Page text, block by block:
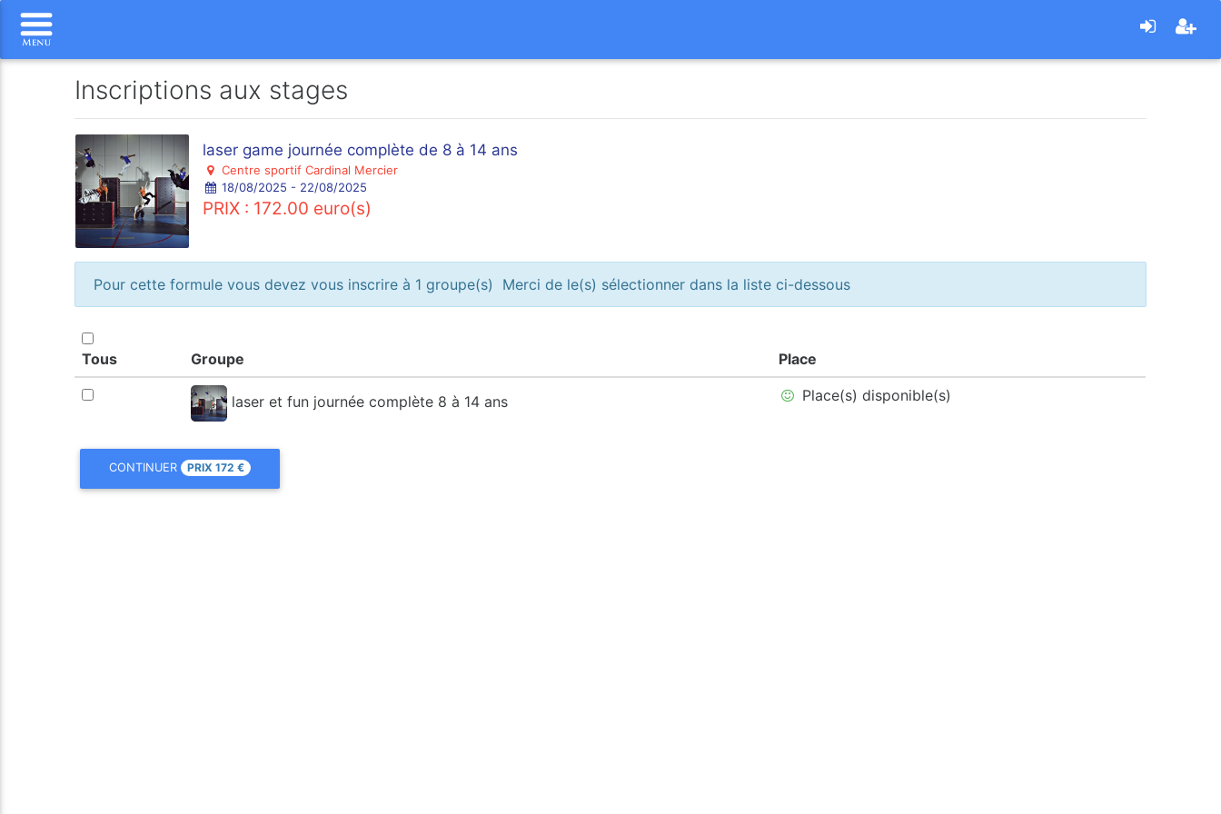
Inscriptions aux stages
laser game journée complète de 8 à 14 ans
Centre sportif Cardinal Mercier
18/08/2025 - 22/08/2025
PRIX : 172.00 euro(s)
Pour cette formule vous devez vous inscrire à 1 groupe(s) Merci de le(s) sélectionner dans la liste ci-dessous
Tous Groupe Place
laser et fun journée complète 8 à 14 ans Place(s) disponible(s)
CONTINUER PRIX172€